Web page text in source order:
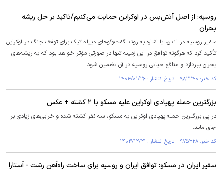
روسیه: از اصل آتش‌بس در اوکراین حمایت می‌کنیم/تاکید بر حل ریشه
بحران
سفیر روسیه در لندن، با اشاره به روند گفت‌وگوهای دیپلماتیک برای توقف جنگ در اوکراین
تأکید کرد که هرگونه توافق در این زمینه تنها در صورتی مؤثر خواهد بود که به ریشه‌های
بحران بپردازد و منافع حیاتی روسیه در آن تضمین شود.
کد خبر: ۹۸۲۲۴۰ تاریخ انتشار : ۱۴۰۴/۰۱/۲۶
بزرگترین حمله پهپادی اوکراین علیه مسکو با ۲ کشته + عکس
در پی بزرگترین حمله پهپادی اوکراین به مسکو، سه نفر کشته شده و خرابی‌های زیادی بر
جای ماند.
کد خبر: ۹۷۵۳۲۸ تاریخ انتشار : ۱۴۰۳/۱۲/۲۱
سفیر ایران در مسکو: توافق ایران و روسیه برای ساخت راه‌آهن رشت - آستارا